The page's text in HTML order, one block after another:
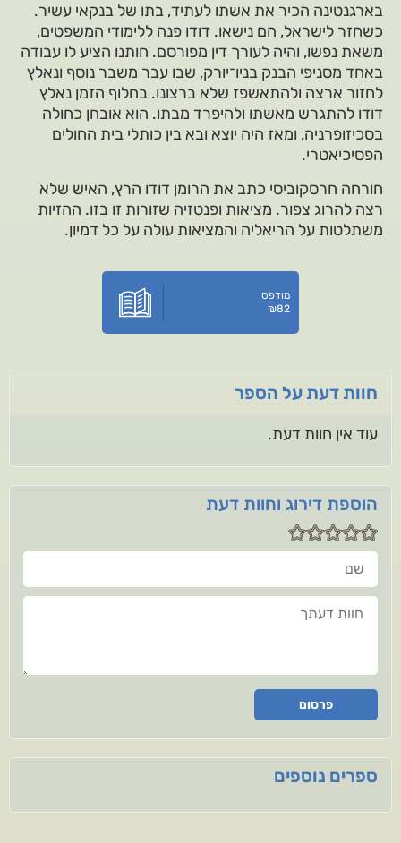
בארגנטינה הכיר את אשתו לעתיד, בתו של בנקאי עשיר.
כשחזר לישראל, הם נישאו. דודו פנה ללימודי המשפטים,
משאת נפשו, והיה לעורך דין מפורסם. חותנו הציע לו עבודה
באחד מסניפי הבנק בניו־יורק, שבו עבר משבר נוסף ונאלץ
לחזור ארצה ולהתאשפז שלא ברצונו. בחלוף הזמן נאלץ
דודו להתגרש מאשתו ולהיפרד מבתו. הוא אובחן כחולה
בסכיזופרניה, ומאז היה יוצא ובא בין כותלי בית החולים
הפסיכיאטרי.
חורחה חרסקוביסי כתב את הרומן דודו הרץ, האיש שלא
רצה להרוג צפור. מציאות ופנטזיה שזורות זו בזו. ההזיות
משתלטות על הריאליה והמציאות עולה על כל דמיון.
מודפס
₪82
חוות דעת על הספר
עוד אין חוות דעת.
הוספת דירוג וחוות דעת
שם
חוות דעתך
פרסום
ספרים נוספים